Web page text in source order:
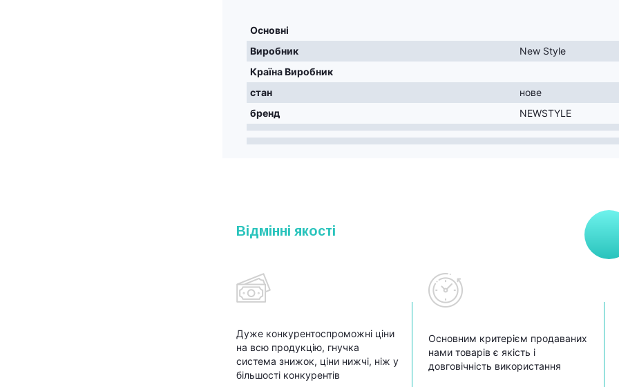
Основні
Виробник
New Style
Країна Виробник
стан
нове
бренд
NEWSTYLE
Відмінні якості
Дуже конкурентоспроможні ціни
на всю продукцію, гнучка
система знижок, ціни нижчі, ніж у
більшості конкурентів
Основним критерієм продаваних
нами товарів є якість і
довговічність використання